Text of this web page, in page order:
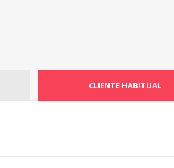
CLIENTE HABITUAL